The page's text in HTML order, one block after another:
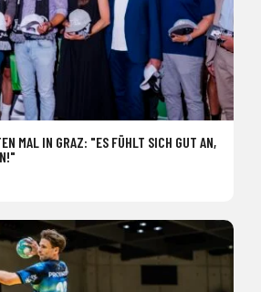
MAL IN GRAZ: "ES FÜHLT SICH GUT AN,